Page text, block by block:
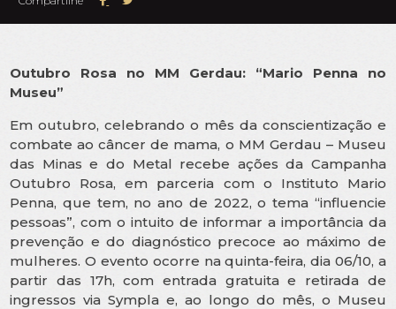
Outubro Rosa no MM Gerdau: “Mario Penna no
Museu”
Em outubro, celebrando o mês da conscientização e
combate ao câncer de mama, o MM Gerdau – Museu
das Minas e do Metal recebe ações da Campanha
Outubro Rosa, em parceria com o Instituto Mario
Penna, que tem, no ano de 2022, o tema “influencie
pessoas”, com o intuito de informar a importância da
prevenção e do diagnóstico precoce ao máximo de
mulheres. O evento ocorre na quinta-feira, dia 06/10, a
partir das 17h, com entrada gratuita e retirada de
ingressos via Sympla e, ao longo do mês, o Museu